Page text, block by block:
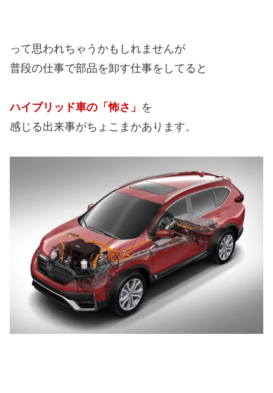
って思われちゃうかもしれませんが
普段の仕事で部品を卸す仕事をしてると
ハイブリッド車の「怖さ」 を
感じる出来事がちょこまかあります。